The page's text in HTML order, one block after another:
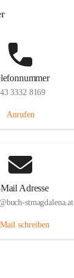
3332 8169
Anrufen
Adresse
stmagdalena.at
schreiben